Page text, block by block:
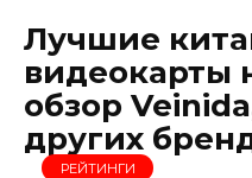
Лучшие
видеокарты
обзор
других
РЕЙТИНГИ